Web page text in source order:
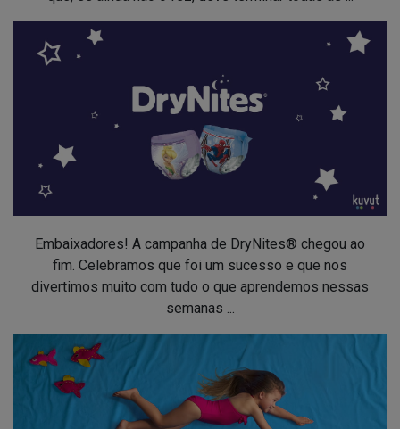
Embaixadores! A campanha de DryNites® chegou ao
fim. Celebramos que foi um sucesso e que nos
divertimos muito com tudo o que aprendemos nessas
semanas ...